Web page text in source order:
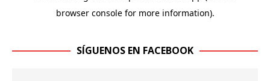
SÍGUENOS EN FACEBOOK